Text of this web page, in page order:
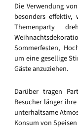
Die Verwendung
besonders effektiv,
Themenparty
Sommerfesten,
um eine gesellige
Gäste anzuziehen.
Darüber tragen
Besucher länger
unterhaltsame
Konsum von